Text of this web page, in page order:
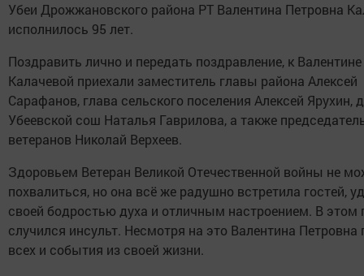
Убеи Дрожжановского района РТ Валентина Петровна
исполнилось 95 лет.
Поздравить лично и передать поздравление, к
Калачевой приехали заместитель главы района Алексей
Сарафанов, глава сельского поселения Алексей Ярухин,
Убеевской сош Наталья Гаврилова, а также
ветеранов Николай Верхеев.
Здоровьем Ветеран Великой Отечественной войны не
похвалиться, но она всё же радушно встретила гостей,
своей бодростью духа и отличным настроением. В этом
случился инсульт. Несмотря на это Валентина Петровна
всех и события из своей жизни.